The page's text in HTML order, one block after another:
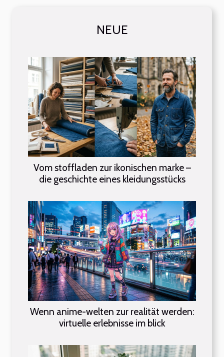
NEUE
Vom stoffladen zur ikonischen marke –
die geschichte eines kleidungsstücks
Wenn anime-welten zur realität werden:
virtuelle erlebnisse im blick